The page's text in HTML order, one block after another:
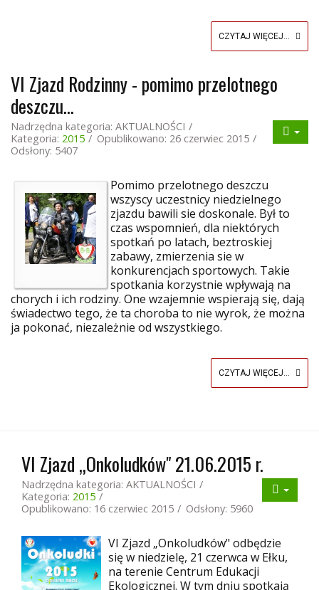
CZYTAJ WIĘCEJ...
VI Zjazd Rodzinny - pomimo przelotnego
deszczu...
Nadrzędna kategoria: AKTUALNOŚCI
Kategoria: 2015
Opublikowano: 26 czerwiec 2015
Odsłony: 5407
Pomimo przelotnego deszczu
wszyscy uczestnicy niedzielnego
zjazdu bawili sie doskonale. Był to
czas wspomnień, dla niektórych
spotkań po latach, beztroskiej
zabawy, zmierzenia sie w
konkurencjach sportowych. Takie
spotkania korzystnie wpływają na
chorych i ich rodziny. One wzajemnie wspierają się, dają
świadectwo tego, że ta choroba to nie wyrok, że można
ja pokonać, niezależnie od wszystkiego.
CZYTAJ WIĘCEJ...
VI Zjazd „Onkoludków" 21.06.2015 r.
Nadrzędna kategoria: AKTUALNOŚCI
Kategoria: 2015
Opublikowano: 16 czerwiec 2015
Odsłony: 5960
VI Zjazd „Onkoludków" odbędzie
się w niedzielę, 21 czerwca w Ełku,
na terenie Centrum Edukacji
Ekologicznej. W tym dniu spotkają